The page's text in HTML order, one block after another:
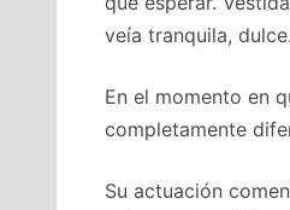
veía tranquila,
En el momento en
completamente
Su actuación